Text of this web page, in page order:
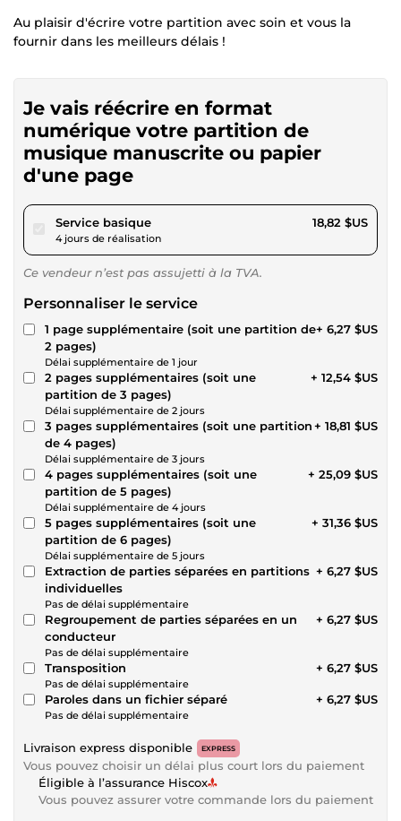
Au plaisir d'écrire votre partition avec soin et vous la
fournir dans les meilleurs délais !
Je vais réécrire en format
numérique votre partition de
musique manuscrite ou papier
d'une page
Service basiquepour 17,34 $US
4 jours de réalisation
18,82 $US
Ce vendeur n’est pas assujetti à la TVA.
Personnaliser le service
1 page supplémentaire (soit une partition de
2 pages)
Délai supplémentaire de 1 jour
+ 6,27 $US
2 pages supplémentaires (soit une
partition de 3 pages)
Délai supplémentaire de 2 jours
+ 12,54 $US
3 pages supplémentaires (soit une partition
de 4 pages)
Délai supplémentaire de 3 jours
+ 18,81 $US
4 pages supplémentaires (soit une
partition de 5 pages)
Délai supplémentaire de 4 jours
+ 25,09 $US
5 pages supplémentaires (soit une
partition de 6 pages)
Délai supplémentaire de 5 jours
+ 31,36 $US
Extraction de parties séparées en partitions
individuelles
Pas de délai supplémentaire
+ 6,27 $US
Regroupement de parties séparées en un
conducteur
Pas de délai supplémentaire
+ 6,27 $US
Transposition
Pas de délai supplémentaire
+ 6,27 $US
Paroles dans un fichier séparé
Pas de délai supplémentaire
+ 6,27 $US
Livraison express disponible EXPRESS
Vous pouvez choisir un délai plus court lors du paiement
Éligible à l’assurance Hiscox
Vous pouvez assurer votre commande lors du paiement